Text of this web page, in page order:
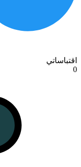
اقتباساتي
0